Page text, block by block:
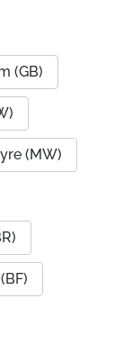
(GB)
(MW)